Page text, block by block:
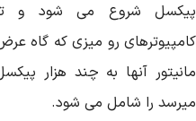
شروع می شود و تا
رو میزی که گاه عرض
آنها به چند هزار پیکسل
را شامل می شود.